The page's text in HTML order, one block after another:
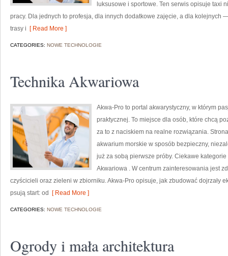
luksusowe i sportowe. Ten serwis opisuje taxi
pracy. Dla jednych to profesja, dla innych dodatkowe zajęcie, a dla kolejnych
trasy i [ Read More ]
CATEGORIES: NOWE TECHNOLOGIE
Technika Akwariowa
Akwa-Pro to portal akwarystyczny, w którym
praktycznej. To miejsce dla osób, które chcą
za to z naciskiem na realne rozwiązania.
akwarium morskie w sposób bezpieczny,
już za sobą pierwsze próby. Ciekawe
Akwariowa . W centrum zainteresowania jest
czyścicieli oraz zieleni w zbiorniku. Akwa-Pro opisuje, jak zbudować dojrzały
psują start: od
[ Read More ]
CATEGORIES: NOWE TECHNOLOGIE
Ogrody i mała architektura